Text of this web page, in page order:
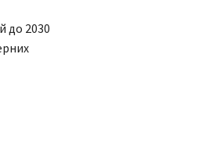
до 2030